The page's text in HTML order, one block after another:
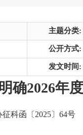
主题分类:
公开方式:
发文时间:
确2026年
征科函〔2025〕64号